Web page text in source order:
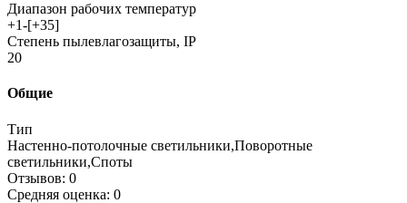
Диапазон рабочих температур
+1-[+35]
Степень пылевлагозащиты, IP
20
Общие
Тип
Настенно-потолочные светильники,Поворотные
светильники,Споты
Отзывов: 0
Средняя оценка: 0